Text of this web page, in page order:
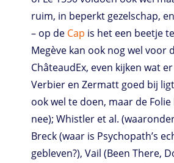
ruim, in beperkt gezelschap,
– op de Cap is het een beetje
Megève kan ook nog wel voor
ChâteaudEx, even kijken wat
Verbier en Zermatt goed bij
ook wel te doen, maar de
nee); Whistler et al. (waaronder
Breck (waar is Psychopath’s
gebleven?), Vail (Been There,